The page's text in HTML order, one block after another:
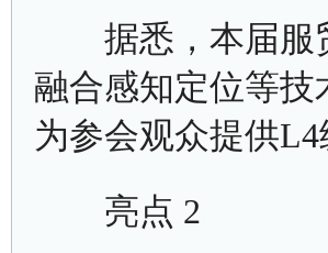
据悉，本届服贸
融合感知定位等
为参会观众提供
亮点 2